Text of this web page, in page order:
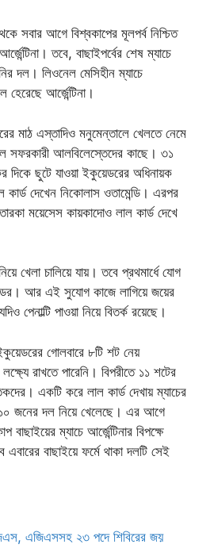
সবার আগে বিশ্বকাপের মূলপর্ব নিশ্চিত
তবে, বাছাইপর্বের শেষ ম্যাচে
দল। লিওনেল মেসিহীন ম্যাচে
আর্জেন্টিনা।
মাঠ এস্তাদিও মনুমেন্তালে খেলতে নেমে
সফরকারী আলবিলেস্তেদের কাছে। ৩১
দিকে ছুটে যাওয়া ইকুয়েডরের অধিনায়ক
কার্ড দেখেন নিকোলাস ওতামেন্ডি। এরপর
ময়েসেস কায়কাদোও লাল কার্ড দেখে
খেলা চালিয়ে যায়। তবে প্রথমার্ধে যোগ
আর এই সুযোগ কাজে লাগিয়ে জয়ের
পেনাল্টি পাওয়া নিয়ে বিতর্ক রয়েছে।
গোলবারে ৮টি শট নেয়
রাখতে পারেনি। বিপরীতে ১১ শটের
একটি করে লাল কার্ড দেখায় ম্যাচের
জনের দল নিয়ে খেলেছে। এর আগে
ম্যাচে আর্জেন্টিনার বিপক্ষে
বাছাইয়ে ফর্মে থাকা দলটি সেই
এজিএসসহ ২৩ পদে শিবিরের জয়